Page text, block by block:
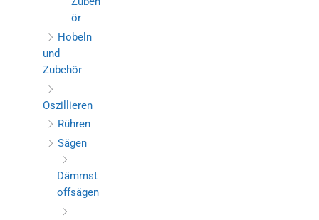
ör
Hobeln
und
Zubehör
Oszillieren
Rühren
Sägen
Dämmst
offsägen